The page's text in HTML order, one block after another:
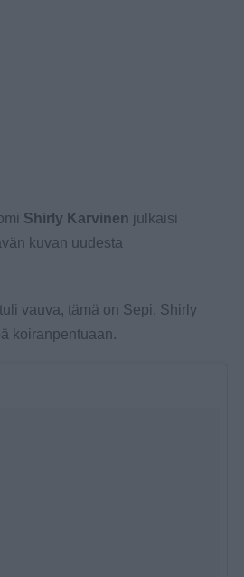
Shirly Karvinen julkaisi
kuvan uudesta
vauva, tämä on Sepi, Shirly
koiranpentuaan.